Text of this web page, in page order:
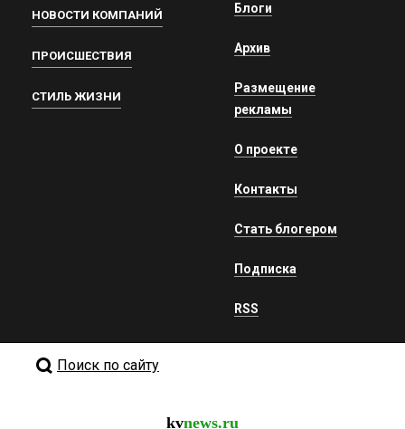
НОВОСТИ КОМПАНИЙ
ПРОИСШЕСТВИЯ
СТИЛЬ ЖИЗНИ
Блоги
Архив
Размещение
рекламы
О проекте
Контакты
Стать блогером
Подписка
RSS
Поиск по сайту
kvnews.ru